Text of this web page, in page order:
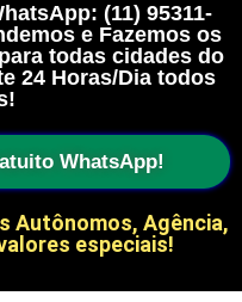
(11) 95311-
e Fazemos os
todas cidades do
24 Horas/Dia todos
WhatsApp!
Autônomos, Agência,
especiais!